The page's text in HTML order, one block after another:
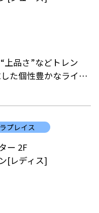
上品さ”などトレン
た個性豊かなライン
う靴を提案します。
プレイス
ー 2F
[レディス]